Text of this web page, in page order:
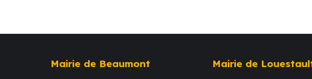
Mairie de Beaumont Mairie de